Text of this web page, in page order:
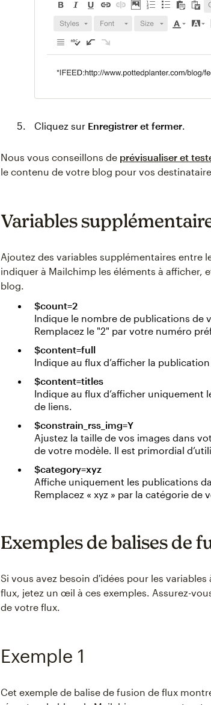
Cliquez sur Enregistrer et fermer.
Nous vous conseillons de prévisualiser et
le contenu de votre blog pour vos
Variables
Ajoutez des variables supplémentaires entre
indiquer à Mailchimp les éléments à
blog.
$count=2
Indique le nombre de publications de
Remplacez le "2" par votre numéro
$content=full
Indique au flux d’afficher la
$content=titles
Indique au flux d’afficher
de liens.
$constrain_rss_img=Y
Ajustez la taille de vos images dans
de votre modèle. Il est primordial
$category=xyz
Affiche uniquement les publications
Remplacez « xyz » par la catégorie de
Exemples de balises de
Si vous avez besoin d'idées pour les
flux, jetez un œil à ces exemples. Assurez-
de votre flux.
Exemple 1
Cet exemple de balise de fusion de flux